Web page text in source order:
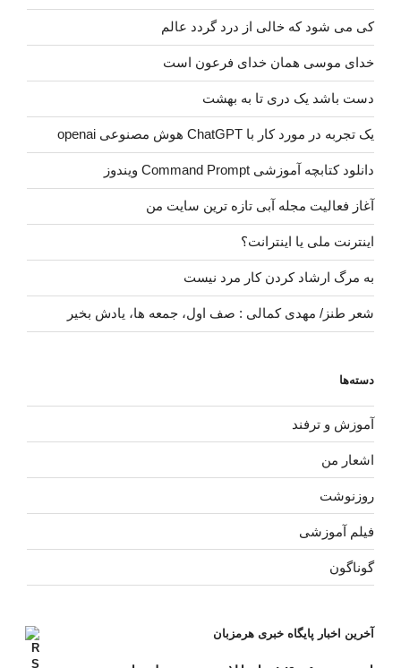
کی می شود که خالی از درد گردد عالم
خدای موسی همان خدای فرعون است
دست باشد یک دری تا به بهشت
یک تجربه در مورد کار با ChatGPT هوش مصنوعی openai
دانلود کتابچه آموزشی Command Prompt ویندوز
آغاز فعالیت مجله آبی تازه ترین سایت من
اینترنت ملی یا اینترانت؟
به مرگ ارشاد کردن کار مرد نیست
شعر طنز/ مهدی کمالی : صف اول، جمعه ها، یادش بخیر
دسته‌ها
آموزش و ترفند
اشعار من
روزنوشت
فیلم آموزشی
گوناگون
آخرین اخبار پایگاه خبری هرمزبان